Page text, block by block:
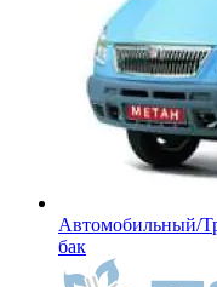
Автомобильный/
бак